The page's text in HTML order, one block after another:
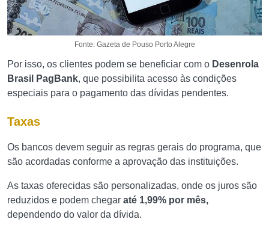
Fonte: Gazeta de Pouso Porto Alegre
Por isso, os clientes podem se beneficiar com o Desenrola
Brasil PagBank, que possibilita acesso às condições
especiais para o pagamento das dívidas pendentes.
Taxas
Os bancos devem seguir as regras gerais do programa, que
são acordadas conforme a aprovação das instituições.
As taxas oferecidas são personalizadas, onde os juros são
reduzidos e podem chegar até 1,99% por mês,
dependendo do valor da dívida.